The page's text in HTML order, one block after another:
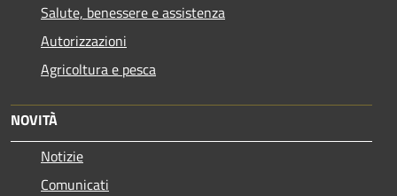
Salute, benessere e assistenza
Autorizzazioni
Agricoltura e pesca
NOVITÀ
Notizie
Comunicati